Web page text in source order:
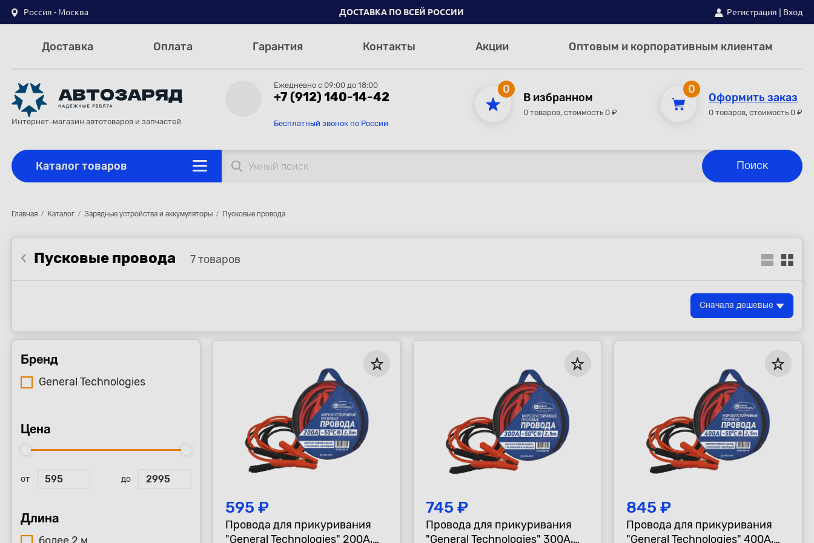
Россия - Москва ДОСТАВКА ПО ВСЕЙ РОССИИ Регистрация Вход
Доставка Оплата Гарантия Контакты Акции Оптовым и корпоративным клиентам
Интернет-магазин автотоваров и запчастей
Ежедневно с 09:00 до 18:00
+7 (912) 140-14-42
Бесплатный звонок по России
0
В избранном
0 товаров, стоимость 0 ₽
0
Оформить заказ
0 товаров, стоимость 0 ₽
Каталог товаров
Главная Каталог Зарядные устройства и аккумуляторы Пусковые провода
Пусковые провода 7 товаров
Сначала дешевые
Цена
от до
Бренд
General Technologies
Длина
595 ₽
Провода для прикуривания
"General Technologies" 200А,
745 ₽
Провода для прикуривания
"General Technologies" 300А,
845 ₽
Провода для прикуривания
"General Technologies" 400А,